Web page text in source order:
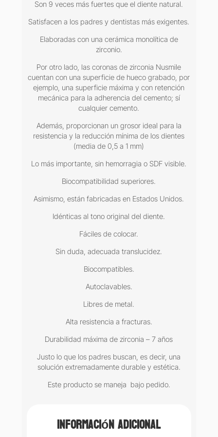
y
coronas
de
prueba
Son 9 veces más fuertes que el diente natural.
Satisfacen a los padres y dentistas más exigentes.
Elaboradas con una cerámica monolítica de
zirconio.
Por otro lado, las coronas de zirconia Nusmile
cuentan con una superficie de hueco grabado, por
ejemplo, una superficie máxima y con retención
mecánica para la adherencia del cemento; sí
cualquier cemento.
Además, proporcionan un grosor ideal para la
resistencia y la reducción mínima de los dientes
(media de 0,5 a 1 mm)
Lo más importante, sin hemorragia o SDF visible.
Biocompatibilidad superiores.
Asimismo, están fabricadas en Estados Unidos.
Idénticas al tono original del diente.
Fáciles de colocar.
Sin duda, adecuada translucidez.
Biocompatibles.
Autoclavables.
Libres de metal.
Alta resistencia a fracturas.
Durabilidad máxima de zirconia – 7 años
Justo lo que los padres buscan, es decir, una
solución extremadamente durable y estética.
Este producto se maneja bajo pedido.
Información adicional